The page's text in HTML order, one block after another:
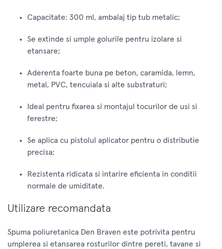
Capacitate: 300 ml, ambalaj tip tub metalic;
Se extinde si umple golurile pentru izolare si
etansare;
Aderenta foarte buna pe beton, caramida, lemn,
metal, PVC, tencuiala si alte substraturi;
Ideal pentru fixarea si montajul tocurilor de usi si
ferestre;
Se aplica cu pistolul aplicator pentru o distributie
precisa;
Rezistenta ridicata si intarire eficienta in conditii
normale de umiditate.
Utilizare recomandata
Spuma poliuretanica Den Braven este potrivita pentru
umplerea si etansarea rosturilor dintre pereti, tavane si